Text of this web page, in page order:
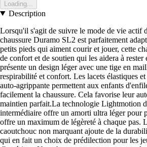
Loading...
Description
Lorsqu'il s'agit de suivre le mode de vie actif
chaussure Duramo SL2 est parfaitement
petits pieds qui aiment courir et jouer, cette
de confort et de soutien qui les aidera à
présente un design léger avec une tige en
respirabilité et confort. Les lacets élastiques
auto-agrippante permettent aux enfants
facilement la chaussure. Cela favorise leur
maintien parfait.La technologie Lightmotion
intermédiaire offre un amorti ultra léger pour
offre un maximum de légèreté à chaque pas.
caoutchouc non marquant ajoute de la
qui en fait un choix de prédilection pour les